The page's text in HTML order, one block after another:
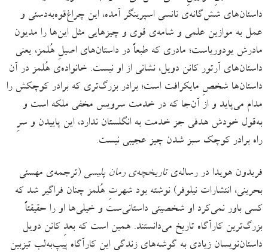
داستان‌های شش‌گانه‌ی نانسی اسپرینگر آمده، این چراغ‌قوه‌به‌دستی و
عمل به موازین علمی و شامه‌ی قوی و چیزهایی مثل این‌ها را مدیون
مادرش یودوریاست؛ مادری که طبعاً در داستان‌های اصیلِ هُلمز، یعنی
داستان‌های آرتور کانن دویل، نشانی از او نیست. خانواده‌ی هُلمز در آن
داستان‌ها شخصِ مایکرافت است؛ برادر بزرگ‌تری که برادر کوچکش را
مدام می‌پاید و از آن‌جا که در خدمت سرویس مخفی ملکه است و
به‌قول خودش هدفی جز خدمت به انگلستان ندارد، این پاییدن و سرِ
راه برادر کوچک سبز شدن چیز عجیبی نیست.
فریدون هویدا در رساله‌یتاریخچه‌ی رمان پلیسی (ترجمه‌ی مهستی
بحرینی، انتشارات نیلوفر) نوشته بود شهرتِ هُلمز چنان فراگیر شد که
کسی باور نمی‌کرد او شخصیتی داستانی‌ست و خیلی‌ها او را حقیقتاً
بزرگ‌ترین کارآگاه تاریخ می‌دانستند. همین است که بعدِ کانن دویل
داستان‌نویسان زیادی به گوشه‌های زندگیِ این کارآگاهِ پیپ‌به‌لبِ تیزبینِ